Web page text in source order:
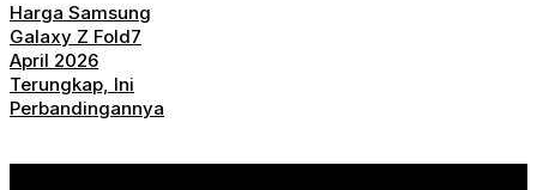
Harga Samsung
Galaxy Z Fold7
April 2026
Terungkap, Ini
Perbandingannya